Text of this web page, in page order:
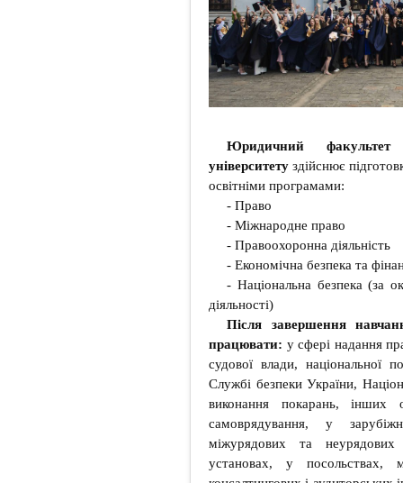
Юридичний факультет
університету здійснює
освітніми програмами:
- Право
- Міжнародне право
- Правоохоронна діяльність
- Економічна безпека та
- Національна безпека (за
діяльності)
Після завершення
працювати: у сфері надання
судової влади, національної
Службі безпеки України,
виконання покарань, інших
самоврядування, у
міжурядових та
установах, у посольствах,